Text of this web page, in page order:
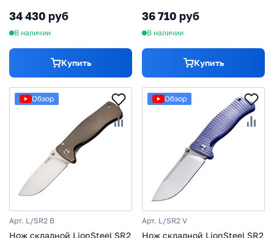
34 430 руб
В наличии
Купить
(Solid®), красный
36 710 руб
В наличии
Купить
Обзор
Арт. L/SR2 B
Нож складной LionSteel SR2
Обзор
Арт. L/SR2 V
Нож складной LionSteel SR2